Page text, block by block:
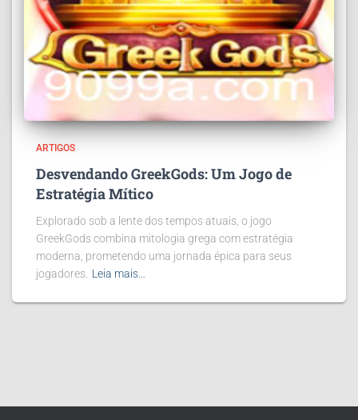
ARTIGOS
Desvendando GreekGods: Um Jogo de
Estratégia Mítico
Explorado sob a lente dos tempos atuais, o jogo
GreekGods combina mitologia grega com estratégia
moderna, prometendo uma jornada épica para seus
jogadores. Leia mais…